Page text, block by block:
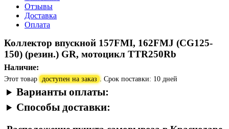
Отзывы
Доставка
Оплата
Коллектор впускной 157FMI, 162FMJ (CG125-
150) (резин.) GR, мотоцикл TTR250Rb
Наличие:
Этот товар доступен на заказ . Срок поставки: 10 дней
Варианты оплаты:
Способы доставки: